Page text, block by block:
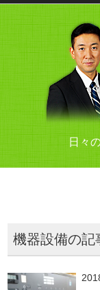
日々
機器設備の記